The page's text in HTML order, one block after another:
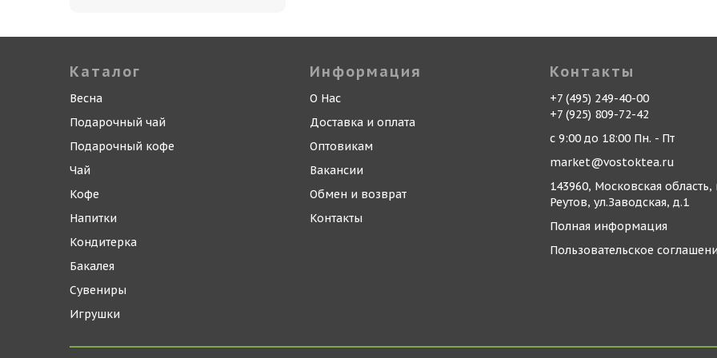
Каталог
Весна
Подарочный чай
Подарочный кофе
Чай
Кофе
Напитки
Кондитерка
Бакалея
Сувениры
Игрушки
Информация
О Нас
Доставка и оплата
Оптовикам
Вакансии
Обмен и возврат
Контакты
Контакты
+7 (495) 249-40-00
+7 (925) 809-72-42
с 9:00 до 18:00 Пн. - Пт
market@vostoktea.ru
143960, Московская область,
Реутов, ул.Заводская, д.1
Полная информация
Пользовательское